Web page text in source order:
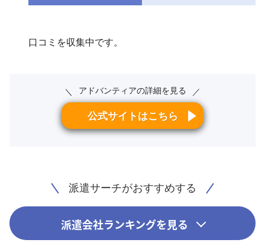
口コミを収集中です。
＼ アドバンティアの詳細を見る ／
公式サイトはこちら
派遣サーチがおすすめする
派遣会社ランキングを見る